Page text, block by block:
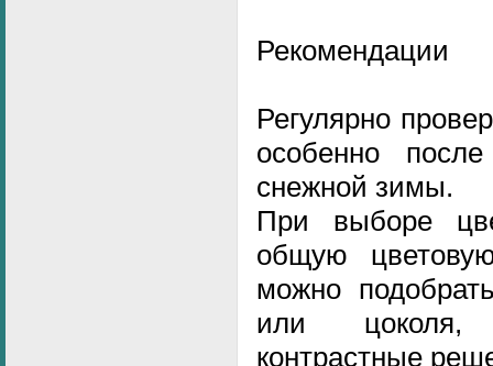
Рекомендации
Регулярно
особенно
снежной зимы.
При выборе
общую
можно
или цоколя,
контрастные